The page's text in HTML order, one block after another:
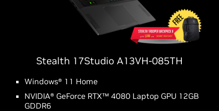
Stealth 17Studio A13VH-085TH
Windows® 11 Home
NVIDIA® GeForce RTX™ 4080 Laptop GPU 12GB
GDDR6